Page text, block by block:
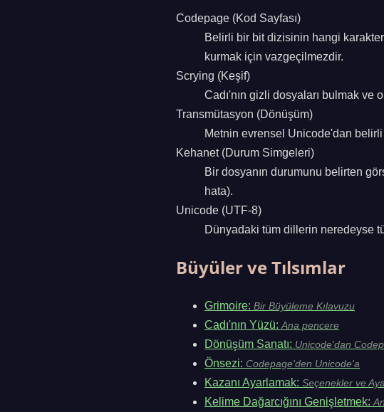
Codepage (Kod Sayfası)
Belirli bir bit dizisinin hangi
kurmak için vazgeçilmezdir.
Scrying (Keşif)
Cadı'nın gizli dosyaları bulmak ve
Transmütasyon (Dönüşüm)
Metnin evrensel Unicode'dan
Kehanet (Durum Simgeleri)
Bir dosyanın durumunu belirten
hata).
Unicode (UTF-8)
Dünyadaki tüm dillerin neredeyse
Büyüler ve Tılsımlar
Grimoire: Bir Büyüleme Kılavuzu
Cadı'nın Yüzü: Ana pencere
Dönüşüm Sanatı: Unicode'dan
Önsezi: Codepage'den Unicode'a
Kazanı Ayarlamak: Seçenekler ve
Kelime Dağarcığını Genişletmek: